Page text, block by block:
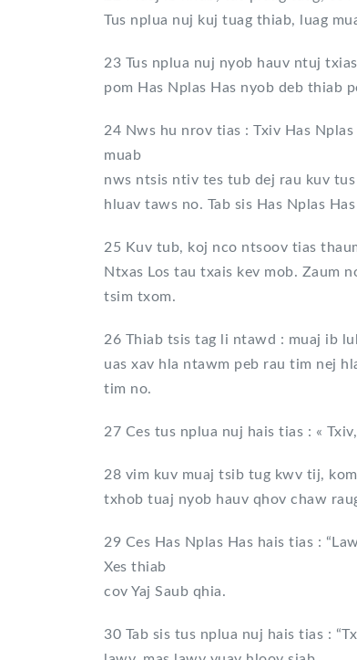
Tus nplua nuj kuj tuag thiab, luag
23 Tus nplua nuj nyob hauv ntuj
pom Has Nplas Has nyob deb thiab
24 Nws hu nrov tias : Txiv Has
muab
nws ntsis ntiv tes tub dej rau kuv
hluav taws no. Tab sis Has Nplas
25 Kuv tub, koj nco ntsoov tias
Ntxas Los tau txais kev mob. Zaum
tsim txom.
26 Thiab tsis tag li ntawd : muaj ib
uas xav hla ntawm peb rau tim nej
tim no.
27 Ces tus nplua nuj hais tias : «
28 vim kuv muaj tsib tug kwv tij,
txhob tuaj nyob hauv qhov chaw
29 Ces Has Nplas Has hais tias :
Xes thiab
cov Yaj Saub qhia.
30 Tab sis tus nplua nuj hais tias :